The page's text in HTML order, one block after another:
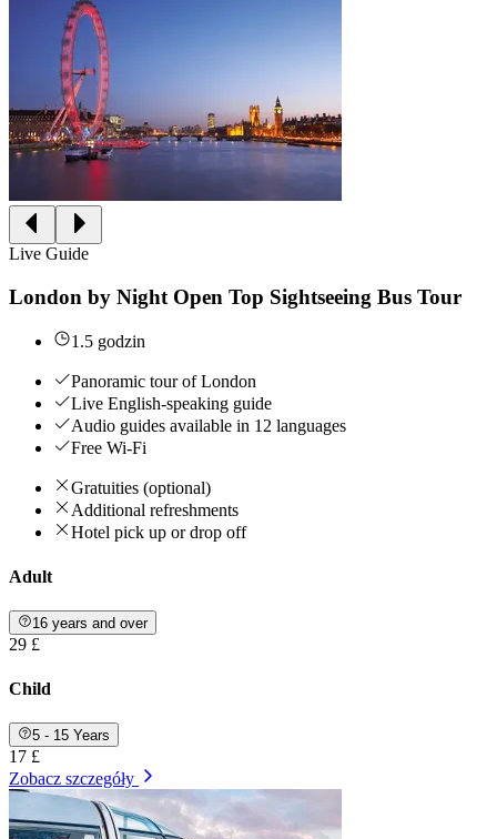
Live Guide
London by Night Open Top Sightseeing Bus Tour
1.5 godzin
Panoramic tour of London
Live English-speaking guide
Audio guides available in 12 languages
Free Wi-Fi
Gratuities (optional)
Additional refreshments
Hotel pick up or drop off
Adult
16 years and over
29 £
Child
5 - 15 Years
17 £
Zobacz szczegóły